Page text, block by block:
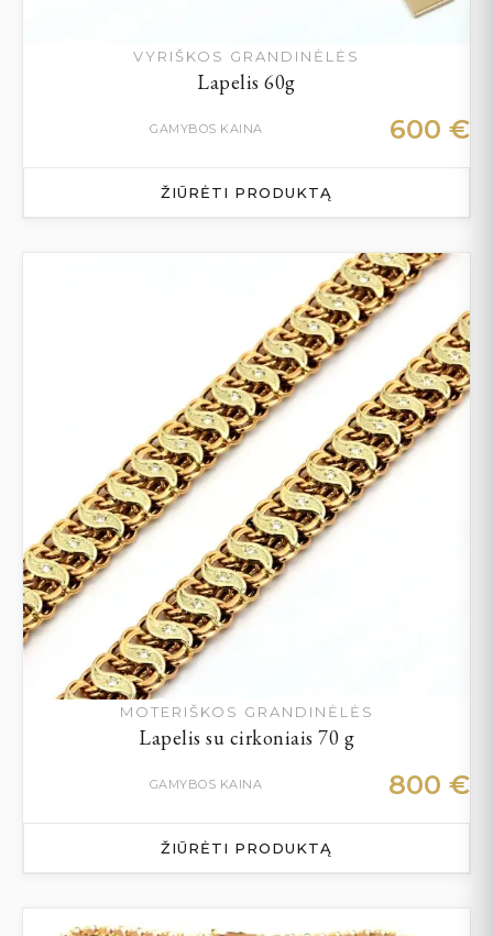
VYRIŠKOS GRANDINĖLĖS
Lapelis 60g
GAMYBOS KAINA 600 €
ŽIŪRĖTI PRODUKTĄ
MOTERIŠKOS GRANDINĖLĖS
Lapelis su cirkoniais 70 g
GAMYBOS KAINA 800 €
ŽIŪRĖTI PRODUKTĄ